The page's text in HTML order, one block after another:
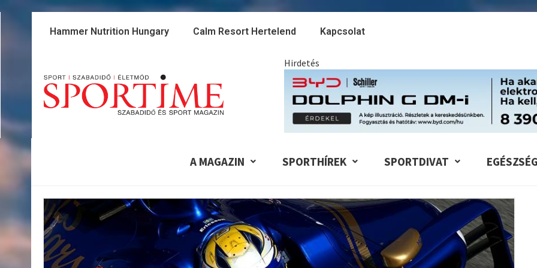
Hammer Nutrition Hungary Calm Resort Hertelend Kapcsolat
Hirdetés
A MAGAZIN SPORTHÍREK SPORTDIVAT EGÉSZSÉG